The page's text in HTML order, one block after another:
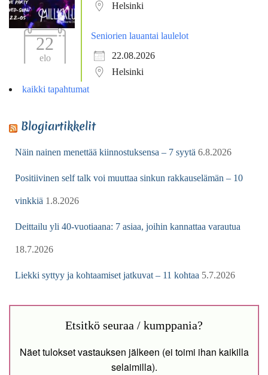
Helsinki
22
elo
Seniorien lauantai laulelot
22.08.2026
Helsinki
kaikki tapahtumat
Blogiartikkelit
Näin nainen menettää kiinnostuksensa – 7 syytä 6.8.2026
Positiivinen self talk voi muuttaa sinkun rakkauselämän – 10
vinkkiä 1.8.2026
Deittailu yli 40-vuotiaana: 7 asiaa, joihin kannattaa varautua
18.7.2026
Liekki syttyy ja kohtaamiset jatkuvat – 11 kohtaa 5.7.2026
Etsitkö seuraa / kumppania?
Näet tulokset vastauksen jälkeen (ei toimi ihan kaikilla
selaimilla).